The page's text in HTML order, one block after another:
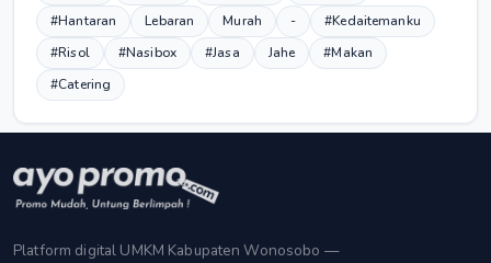
#Hantaran
Lebaran Murah -
#Kedaitemanku
#Risol
#Nasibox #Jasa Jahe
#Makan
#Catering
Platform digital UMKM Kabupaten Wonosobo —